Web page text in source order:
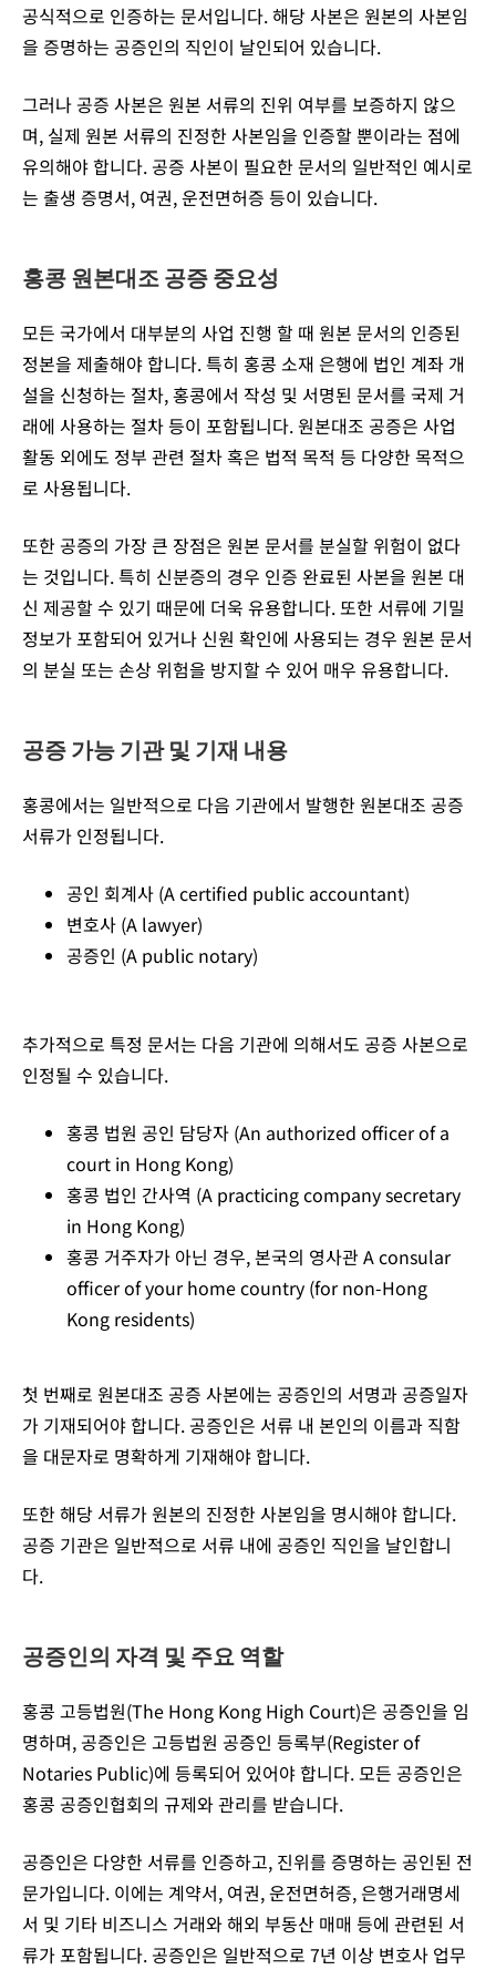
공식적으로 인증하는 문서입니다. 해당 사본은 원본의 사본임
을 증명하는 공증인의 직인이 날인되어 있습니다.
그러나 공증 사본은 원본 서류의 진위 여부를 보증하지 않으
며, 실제 원본 서류의 진정한 사본임을 인증할 뿐이라는 점에
유의해야 합니다. 공증 사본이 필요한 문서의 일반적인 예시로
는 출생 증명서, 여권, 운전면허증 등이 있습니다.
홍콩 원본대조 공증 중요성
모든 국가에서 대부분의 사업 진행 할 때 원본 문서의 인증된
정본을 제출해야 합니다. 특히 홍콩 소재 은행에 법인 계좌 개
설을 신청하는 절차, 홍콩에서 작성 및 서명된 문서를 국제 거
래에 사용하는 절차 등이 포함됩니다. 원본대조 공증은 사업
활동 외에도 정부 관련 절차 혹은 법적 목적 등 다양한 목적으
로 사용됩니다.
또한 공증의 가장 큰 장점은 원본 문서를 분실할 위험이 없다
는 것입니다. 특히 신분증의 경우 인증 완료된 사본을 원본 대
신 제공할 수 있기 때문에 더욱 유용합니다. 또한 서류에 기밀
정보가 포함되어 있거나 신원 확인에 사용되는 경우 원본 문서
의 분실 또는 손상 위험을 방지할 수 있어 매우 유용합니다.
공증 가능 기관 및 기재 내용
홍콩에서는 일반적으로 다음 기관에서 발행한 원본대조 공증
서류가 인정됩니다.
공인 회계사 (A certified public accountant)
변호사 (A lawyer)
공증인 (A public notary)
추가적으로 특정 문서는 다음 기관에 의해서도 공증 사본으로
인정될 수 있습니다.
홍콩 법원 공인 담당자 (An authorized officer of a
court in Hong Kong)
홍콩 법인 간사역 (A practicing company secretary
in Hong Kong)
홍콩 거주자가 아닌 경우, 본국의 영사관 A consular
officer of your home country (for non-Hong
Kong residents)
첫 번째로 원본대조 공증 사본에는 공증인의 서명과 공증일자
가 기재되어야 합니다. 공증인은 서류 내 본인의 이름과 직함
을 대문자로 명확하게 기재해야 합니다.
또한 해당 서류가 원본의 진정한 사본임을 명시해야 합니다.
공증 기관은 일반적으로 서류 내에 공증인 직인을 날인합니
다.
공증인의 자격 및 주요 역할
홍콩 고등법원(The Hong Kong High Court)은 공증인을 임
명하며, 공증인은 고등법원 공증인 등록부(Register of
Notaries Public)에 등록되어 있어야 합니다. 모든 공증인은
홍콩 공증인협회의 규제와 관리를 받습니다.
공증인은 다양한 서류를 인증하고, 진위를 증명하는 공인된 전
문가입니다. 이에는 계약서, 여권, 운전면허증, 은행거래명세
서 및 기타 비즈니스 거래와 해외 부동산 매매 등에 관련된 서
류가 포함됩니다. 공증인은 일반적으로 7년 이상 변호사 업무